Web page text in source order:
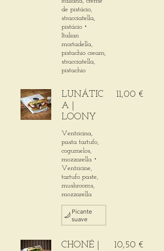
de pistácio,
stracciatella,
pistácio・
Italian
mortadella,
pistachio cream,
stracciatella,
pistachio
LUNÁTIC
A |
LOONY
Ventricina,
pasta tartufo,
cogumelos,
mozzarella・
Ventricine,
tartufo paste,
mushrooms,
mozzarella
11,00 €
Picante
suave
CHONÉ |
10,50 €